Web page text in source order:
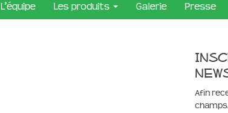
L’équipe Les produits Galerie Presse
Afin